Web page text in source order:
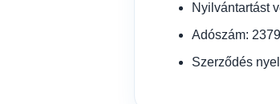
Nyilvántartást
Adószám:
Szerződés